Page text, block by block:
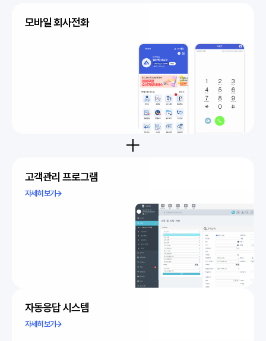
모바일 회사전화
고객관리 프로그램
자세히 보기
자동응답 시스템
자세히 보기